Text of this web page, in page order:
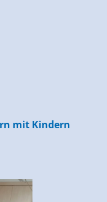
mit Kindern